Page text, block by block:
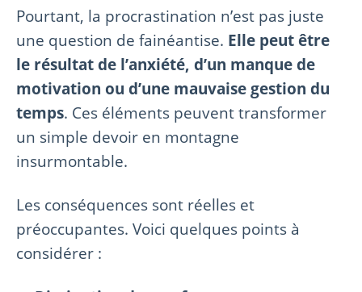
Pourtant, la procrastination n’est pas juste
une question de fainéantise. Elle peut être
le résultat de l’anxiété, d’un manque de
motivation ou d’une mauvaise gestion du
temps. Ces éléments peuvent transformer
un simple devoir en montagne
insurmontable.
Les conséquences sont réelles et
préoccupantes. Voici quelques points à
considérer :